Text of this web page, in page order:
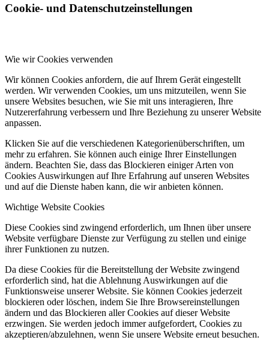
Cookie- und Datenschutzeinstellungen
Wie wir Cookies verwenden
Wir können Cookies anfordern, die auf Ihrem Gerät eingestellt
werden. Wir verwenden Cookies, um uns mitzuteilen, wenn Sie
unsere Websites besuchen, wie Sie mit uns interagieren, Ihre
Nutzererfahrung verbessern und Ihre Beziehung zu unserer Website
anpassen.
Klicken Sie auf die verschiedenen Kategorienüberschriften, um
mehr zu erfahren. Sie können auch einige Ihrer Einstellungen
ändern. Beachten Sie, dass das Blockieren einiger Arten von
Cookies Auswirkungen auf Ihre Erfahrung auf unseren Websites
und auf die Dienste haben kann, die wir anbieten können.
Wichtige Website Cookies
Diese Cookies sind zwingend erforderlich, um Ihnen über unsere
Website verfügbare Dienste zur Verfügung zu stellen und einige
ihrer Funktionen zu nutzen.
Da diese Cookies für die Bereitstellung der Website zwingend
erforderlich sind, hat die Ablehnung Auswirkungen auf die
Funktionsweise unserer Website. Sie können Cookies jederzeit
blockieren oder löschen, indem Sie Ihre Browsereinstellungen
ändern und das Blockieren aller Cookies auf dieser Website
erzwingen. Sie werden jedoch immer aufgefordert, Cookies zu
akzeptieren/abzulehnen, wenn Sie unsere Website erneut besuchen.